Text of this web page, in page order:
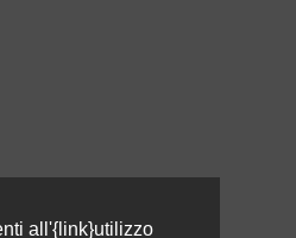
all'{link}utilizzo